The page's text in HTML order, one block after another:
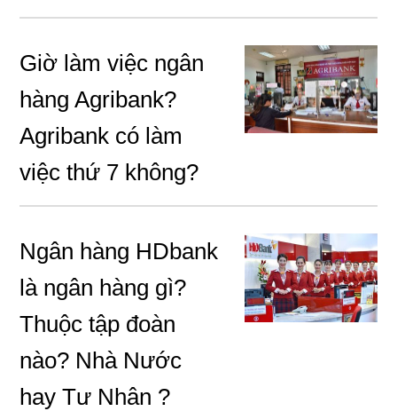
Giờ làm việc ngân
hàng Agribank?
Agribank có làm
việc thứ 7 không?
Ngân hàng HDbank
là ngân hàng gì?
Thuộc tập đoàn
nào? Nhà Nước
hay Tư Nhân ?